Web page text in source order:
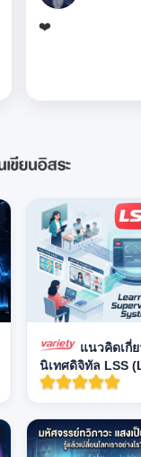
ผลงาน Science
ป.2 จากโรงเรียน
ร่วมในการทดลอง
และขอให้ประสบ
อนาคต 🌟👍❤️
แนวคิดเกี่
นิเทศดิจิทัล LSS
Supervision